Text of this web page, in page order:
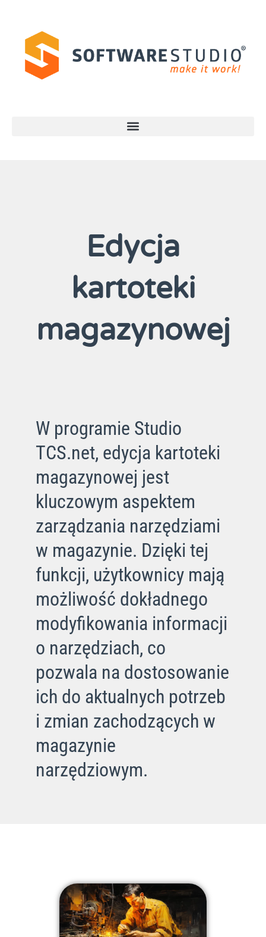
Edycja
kartoteki
magazynowej
W programie Studio
TCS.net, edycja kartoteki
magazynowej jest
kluczowym aspektem
zarządzania narzędziami
w magazynie. Dzięki tej
funkcji, użytkownicy mają
możliwość dokładnego
modyfikowania informacji
o narzędziach, co
pozwala na dostosowanie
ich do aktualnych potrzeb
i zmian zachodzących w
magazynie
narzędziowym.